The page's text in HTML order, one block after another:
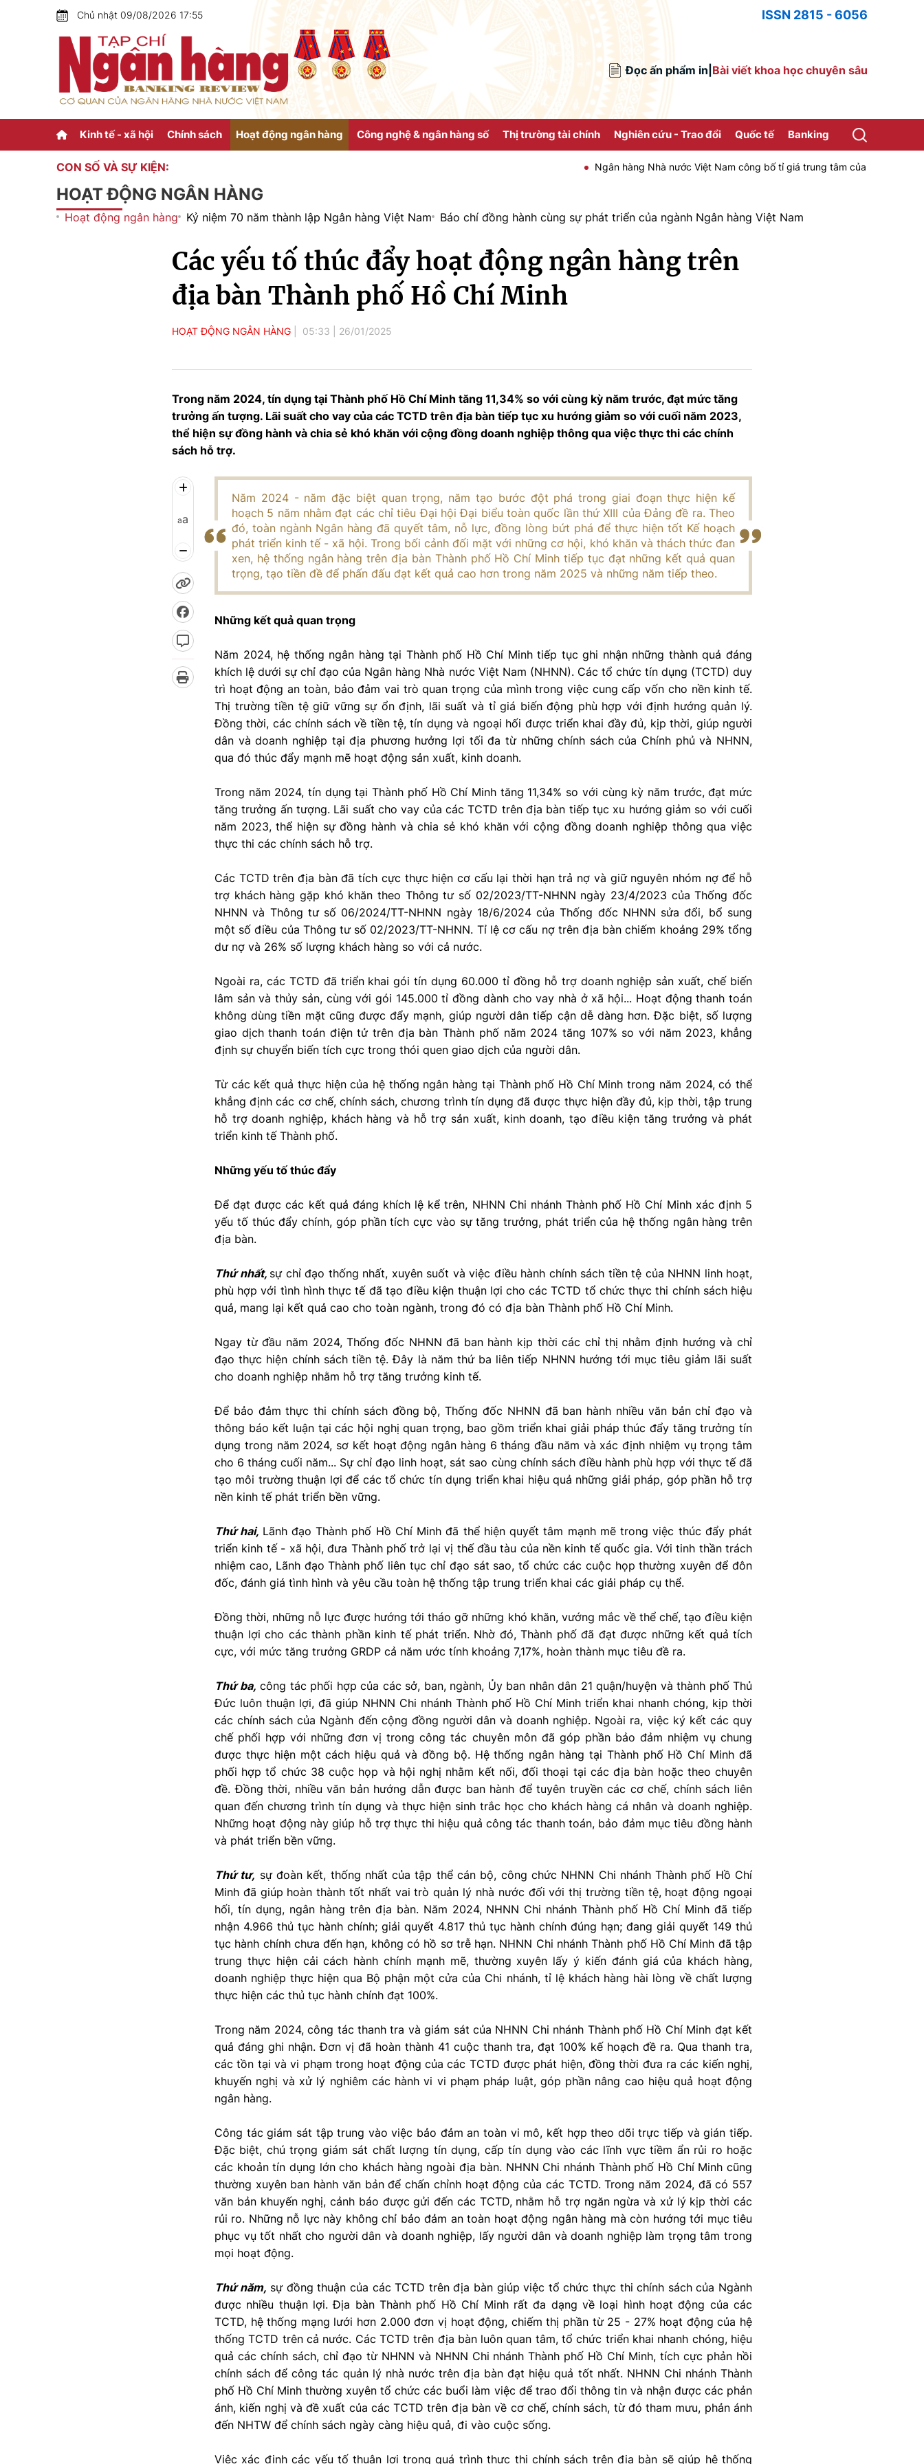
Chủ nhật 09/08/2026 17:55 ISSN 2815 - 6056
Đọc ấn phẩm in Bài viết khoa học chuyên sâu
Kinh tế - xã hội Chính sách Hoạt động ngân hàng Công nghệ & ngân hàng số Thị trường tài chính Nghiên cứu - Trao đổi Quốc tế Banking
CON SỐ VÀ SỰ KIỆN: Ngân hàng Nhà nước Việt Nam công bố tỉ giá trung tâm của Đồng Việt Nam với
HOẠT ĐỘNG NGÂN HÀNG
Hoạt động ngân hàng Kỷ niệm 70 năm thành lập Ngân hàng Việt Nam Báo chí đồng hành cùng sự phát triển của ngành Ngân hàng Việt Nam
Các yếu tố thúc đẩy hoạt động ngân hàng trên
địa bàn Thành phố Hồ Chí Minh
HOẠT ĐỘNG NGÂN HÀNG 05:33 26/01/2025
Trong năm 2024, tín dụng tại Thành phố Hồ Chí Minh tăng 11,34% so với cùng kỳ năm trước, đạt mức tăng
trưởng ấn tượng. Lãi suất cho vay của các TCTD trên địa bàn tiếp tục xu hướng giảm so với cuối năm 2023,
thể hiện sự đồng hành và chia sẻ khó khăn với cộng đồng doanh nghiệp thông qua việc thực thi các chính
sách hỗ trợ.
aa
Năm 2024 - năm đặc biệt quan trọng, năm tạo bước đột phá trong giai đoạn thực hiện kế
hoạch 5 năm nhằm đạt các chỉ tiêu Đại hội Đại biểu toàn quốc lần thứ XIII của Đảng đề ra. Theo
đó, toàn ngành Ngân hàng đã quyết tâm, nỗ lực, đồng lòng bứt phá để thực hiện tốt Kế hoạch
phát triển kinh tế - xã hội. Trong bối cảnh đối mặt với những cơ hội, khó khăn và thách thức đan
xen, hệ thống ngân hàng trên địa bàn Thành phố Hồ Chí Minh tiếp tục đạt những kết quả quan
trọng, tạo tiền đề để phấn đấu đạt kết quả cao hơn trong năm 2025 và những năm tiếp theo.
Những kết quả quan trọng
Năm 2024, hệ thống ngân hàng tại Thành phố Hồ Chí Minh tiếp tục ghi nhận những thành quả đáng
khích lệ dưới sự chỉ đạo của Ngân hàng Nhà nước Việt Nam (NHNN). Các tổ chức tín dụng (TCTD) duy
trì hoạt động an toàn, bảo đảm vai trò quan trọng của mình trong việc cung cấp vốn cho nền kinh tế.
Thị trường tiền tệ giữ vững sự ổn định, lãi suất và tỉ giá biến động phù hợp với định hướng quản lý.
Đồng thời, các chính sách về tiền tệ, tín dụng và ngoại hối được triển khai đầy đủ, kịp thời, giúp người
dân và doanh nghiệp tại địa phương hưởng lợi tối đa từ những chính sách của Chính phủ và NHNN,
qua đó thúc đẩy mạnh mẽ hoạt động sản xuất, kinh doanh.
Trong năm 2024, tín dụng tại Thành phố Hồ Chí Minh tăng 11,34% so với cùng kỳ năm trước, đạt mức
tăng trưởng ấn tượng. Lãi suất cho vay của các TCTD trên địa bàn tiếp tục xu hướng giảm so với cuối
năm 2023, thể hiện sự đồng hành và chia sẻ khó khăn với cộng đồng doanh nghiệp thông qua việc
thực thi các chính sách hỗ trợ.
Các TCTD trên địa bàn đã tích cực thực hiện cơ cấu lại thời hạn trả nợ và giữ nguyên nhóm nợ để hỗ
trợ khách hàng gặp khó khăn theo Thông tư số 02/2023/TT-NHNN ngày 23/4/2023 của Thống đốc
NHNN và Thông tư số 06/2024/TT-NHNN ngày 18/6/2024 của Thống đốc NHNN sửa đổi, bổ sung
một số điều của Thông tư số 02/2023/TT-NHNN. Tỉ lệ cơ cấu nợ trên địa bàn chiếm khoảng 29% tổng
dư nợ và 26% số lượng khách hàng so với cả nước.
Ngoài ra, các TCTD đã triển khai gói tín dụng 60.000 tỉ đồng hỗ trợ doanh nghiệp sản xuất, chế biến
lâm sản và thủy sản, cùng với gói 145.000 tỉ đồng dành cho vay nhà ở xã hội... Hoạt động thanh toán
không dùng tiền mặt cũng được đẩy mạnh, giúp người dân tiếp cận dễ dàng hơn. Đặc biệt, số lượng
giao dịch thanh toán điện tử trên địa bàn Thành phố năm 2024 tăng 107% so với năm 2023, khẳng
định sự chuyển biến tích cực trong thói quen giao dịch của người dân.
Từ các kết quả thực hiện của hệ thống ngân hàng tại Thành phố Hồ Chí Minh trong năm 2024, có thể
khẳng định các cơ chế, chính sách, chương trình tín dụng đã được thực hiện đầy đủ, kịp thời, tập trung
hỗ trợ doanh nghiệp, khách hàng và hỗ trợ sản xuất, kinh doanh, tạo điều kiện tăng trưởng và phát
triển kinh tế Thành phố.
Những yếu tố thúc đẩy
Để đạt được các kết quả đáng khích lệ kể trên, NHNN Chi nhánh Thành phố Hồ Chí Minh xác định 5
yếu tố thúc đẩy chính, góp phần tích cực vào sự tăng trưởng, phát triển của hệ thống ngân hàng trên
địa bàn.
Thứ nhất, sự chỉ đạo thống nhất, xuyên suốt và việc điều hành chính sách tiền tệ của NHNN linh hoạt,
phù hợp với tình hình thực tế đã tạo điều kiện thuận lợi cho các TCTD tổ chức thực thi chính sách hiệu
quả, mang lại kết quả cao cho toàn ngành, trong đó có địa bàn Thành phố Hồ Chí Minh.
Ngay từ đầu năm 2024, Thống đốc NHNN đã ban hành kịp thời các chỉ thị nhằm định hướng và chỉ
đạo thực hiện chính sách tiền tệ. Đây là năm thứ ba liên tiếp NHNN hướng tới mục tiêu giảm lãi suất
cho doanh nghiệp nhằm hỗ trợ tăng trưởng kinh tế.
Để bảo đảm thực thi chính sách đồng bộ, Thống đốc NHNN đã ban hành nhiều văn bản chỉ đạo và
thông báo kết luận tại các hội nghị quan trọng, bao gồm triển khai giải pháp thúc đẩy tăng trưởng tín
dụng trong năm 2024, sơ kết hoạt động ngân hàng 6 tháng đầu năm và xác định nhiệm vụ trọng tâm
cho 6 tháng cuối năm... Sự chỉ đạo linh hoạt, sát sao cùng chính sách điều hành phù hợp với thực tế đã
tạo môi trường thuận lợi để các tổ chức tín dụng triển khai hiệu quả những giải pháp, góp phần hỗ trợ
nền kinh tế phát triển bền vững.
Thứ hai, Lãnh đạo Thành phố Hồ Chí Minh đã thể hiện quyết tâm mạnh mẽ trong việc thúc đẩy phát
triển kinh tế - xã hội, đưa Thành phố trở lại vị thế đầu tàu của nền kinh tế quốc gia. Với tinh thần trách
nhiệm cao, Lãnh đạo Thành phố liên tục chỉ đạo sát sao, tổ chức các cuộc họp thường xuyên để đôn
đốc, đánh giá tình hình và yêu cầu toàn hệ thống tập trung triển khai các giải pháp cụ thể.
Đồng thời, những nỗ lực được hướng tới tháo gỡ những khó khăn, vướng mắc về thể chế, tạo điều kiện
thuận lợi cho các thành phần kinh tế phát triển. Nhờ đó, Thành phố đã đạt được những kết quả tích
cực, với mức tăng trưởng GRDP cả năm ước tính khoảng 7,17%, hoàn thành mục tiêu đề ra.
Thứ ba, công tác phối hợp của các sở, ban, ngành, Ủy ban nhân dân 21 quận/huyện và thành phố Thủ
Đức luôn thuận lợi, đã giúp NHNN Chi nhánh Thành phố Hồ Chí Minh triển khai nhanh chóng, kịp thời
các chính sách của Ngành đến cộng đồng người dân và doanh nghiệp. Ngoài ra, việc ký kết các quy
chế phối hợp với những đơn vị trong công tác chuyên môn đã góp phần bảo đảm nhiệm vụ chung
được thực hiện một cách hiệu quả và đồng bộ. Hệ thống ngân hàng tại Thành phố Hồ Chí Minh đã
phối hợp tổ chức 38 cuộc họp và hội nghị nhằm kết nối, đối thoại tại các địa bàn hoặc theo chuyên
đề. Đồng thời, nhiều văn bản hướng dẫn được ban hành để tuyên truyền các cơ chế, chính sách liên
quan đến chương trình tín dụng và thực hiện sinh trắc học cho khách hàng cá nhân và doanh nghiệp.
Những hoạt động này giúp hỗ trợ thực thi hiệu quả công tác thanh toán, bảo đảm mục tiêu đồng hành
và phát triển bền vững.
Thứ tư, sự đoàn kết, thống nhất của tập thể cán bộ, công chức NHNN Chi nhánh Thành phố Hồ Chí
Minh đã giúp hoàn thành tốt nhất vai trò quản lý nhà nước đối với thị trường tiền tệ, hoạt động ngoại
hối, tín dụng, ngân hàng trên địa bàn. Năm 2024, NHNN Chi nhánh Thành phố Hồ Chí Minh đã tiếp
nhận 4.966 thủ tục hành chính; giải quyết 4.817 thủ tục hành chính đúng hạn; đang giải quyết 149 thủ
tục hành chính chưa đến hạn, không có hồ sơ trễ hạn. NHNN Chi nhánh Thành phố Hồ Chí Minh đã tập
trung thực hiện cải cách hành chính mạnh mẽ, thường xuyên lấy ý kiến đánh giá của khách hàng,
doanh nghiệp thực hiện qua Bộ phận một cửa của Chi nhánh, tỉ lệ khách hàng hài lòng về chất lượng
thực hiện các thủ tục hành chính đạt 100%.
Trong năm 2024, công tác thanh tra và giám sát của NHNN Chi nhánh Thành phố Hồ Chí Minh đạt kết
quả đáng ghi nhận. Đơn vị đã hoàn thành 41 cuộc thanh tra, đạt 100% kế hoạch đề ra. Qua thanh tra,
các tồn tại và vi phạm trong hoạt động của các TCTD được phát hiện, đồng thời đưa ra các kiến nghị,
khuyến nghị và xử lý nghiêm các hành vi vi phạm pháp luật, góp phần nâng cao hiệu quả hoạt động
ngân hàng.
Công tác giám sát tập trung vào việc bảo đảm an toàn vi mô, kết hợp theo dõi trực tiếp và gián tiếp.
Đặc biệt, chú trọng giám sát chất lượng tín dụng, cấp tín dụng vào các lĩnh vực tiềm ẩn rủi ro hoặc
các khoản tín dụng lớn cho khách hàng ngoài địa bàn. NHNN Chi nhánh Thành phố Hồ Chí Minh cũng
thường xuyên ban hành văn bản để chấn chỉnh hoạt động của các TCTD. Trong năm 2024, đã có 557
văn bản khuyến nghị, cảnh báo được gửi đến các TCTD, nhằm hỗ trợ ngăn ngừa và xử lý kịp thời các
rủi ro. Những nỗ lực này không chỉ bảo đảm an toàn hoạt động ngân hàng mà còn hướng tới mục tiêu
phục vụ tốt nhất cho người dân và doanh nghiệp, lấy người dân và doanh nghiệp làm trọng tâm trong
mọi hoạt động.
Thứ năm, sự đồng thuận của các TCTD trên địa bàn giúp việc tổ chức thực thi chính sách của Ngành
được nhiều thuận lợi. Địa bàn Thành phố Hồ Chí Minh rất đa dạng về loại hình hoạt động của các
TCTD, hệ thống mạng lưới hơn 2.000 đơn vị hoạt động, chiếm thị phần từ 25 - 27% hoạt động của hệ
thống TCTD trên cả nước. Các TCTD trên địa bàn luôn quan tâm, tổ chức triển khai nhanh chóng, hiệu
quả các chính sách, chỉ đạo từ NHNN và NHNN Chi nhánh Thành phố Hồ Chí Minh, tích cực phản hồi
chính sách để công tác quản lý nhà nước trên địa bàn đạt hiệu quả tốt nhất. NHNN Chi nhánh Thành
phố Hồ Chí Minh thường xuyên tổ chức các buổi làm việc để trao đổi thông tin và nhận được các phản
ánh, kiến nghị và đề xuất của các TCTD trên địa bàn về cơ chế, chính sách, từ đó tham mưu, phản ánh
đến NHTW để chính sách ngày càng hiệu quả, đi vào cuộc sống.
Việc xác định các yếu tố thuận lợi trong quá trình thực thi chính sách trên địa bàn sẽ giúp hệ thống